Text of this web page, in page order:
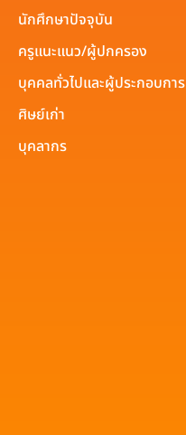
นักศึกษาปัจจุบัน
ครูแนะแนว/ผู้ปกครอง
บุคคลทั่วไปและผู้ประกอบการ
ศิษย์เก่า
บุคลากร